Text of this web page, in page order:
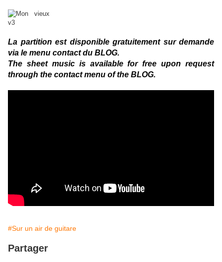
La partition est disponible gratuitement sur demande
via le menu contact du BLOG.
The sheet music is available for free upon request
through the contact menu of the BLOG.
#Sur un air de guitare
Partager